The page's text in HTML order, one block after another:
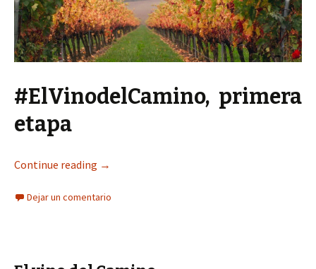
#ElVinodelCamino, primera
etapa
Continue reading →
Dejar un comentario